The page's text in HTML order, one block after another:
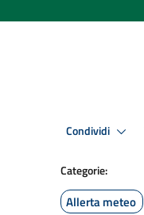
Condividi
Categorie:
Allerta meteo